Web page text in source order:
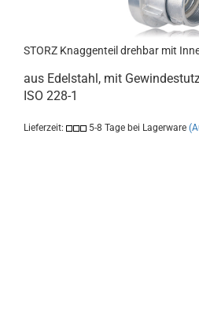
STORZ Knaggenteil drehbar mit
aus Edelstahl, mit
ISO 228-1
Lieferzeit: 5-8 Tage bei Lagerware